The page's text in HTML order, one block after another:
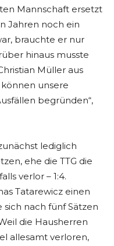
Mannschaft ersetzt
Jahren noch ein
brauchte er nur
hinaus musste
Müller aus
können unsere
begründen“,
lediglich
ehe die TTG die
verlor – 1:4.
Tatarewicz einen
nach fünf Sätzen
die Hausherren
allesamt verloren,